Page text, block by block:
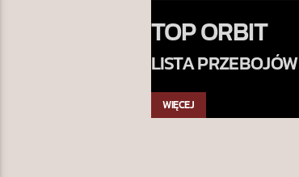
TOP ORBIT
LISTA PRZEBOJÓW
WIĘCEJ